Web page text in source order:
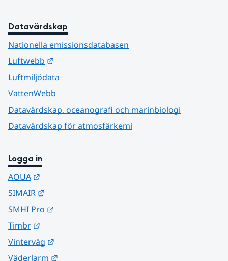
Datavärdskap
Nationella emissionsdatabasen
Luftwebb
Luftmiljödata
VattenWebb
Datavärdskap, oceanografi och marinbiologi
Datavärdskap för atmosfärkemi
Logga in
AQUA
SIMAIR
SMHI Pro
Timbr
Vinterväg
Väderlarm